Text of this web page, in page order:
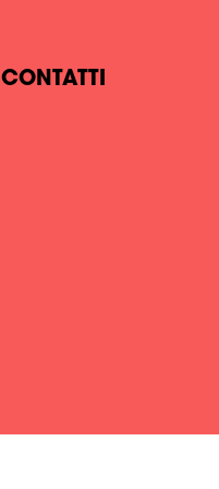
CONTATTI